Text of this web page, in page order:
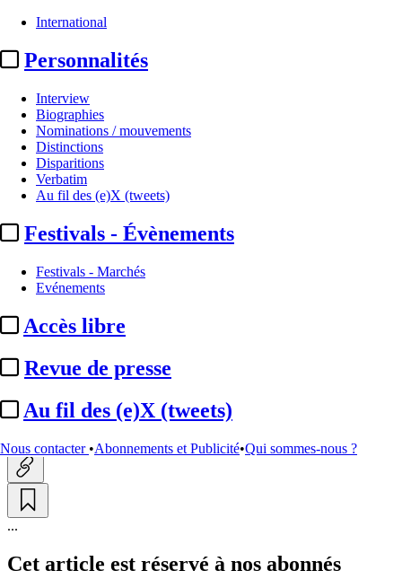
International
Personnalités
Interview
Biographies
Nominations / mouvements
Distinctions
Disparitions
Verbatim
Au fil des (e)X (tweets)
Festivals - Évènements
Festivals - Marchés
Evénements
Accès libre
Revue de presse
Au fil des (e)X (tweets)
Nous contacter •Abonnements et Publicité•Qui sommes-nous ?
Festival du film de Cabourg :
Xavier Dolan, président du
jury ...
Actualité n° 348691|Publié le 21 mai 2026 17:59
...
Cet article est réservé à nos abonnés